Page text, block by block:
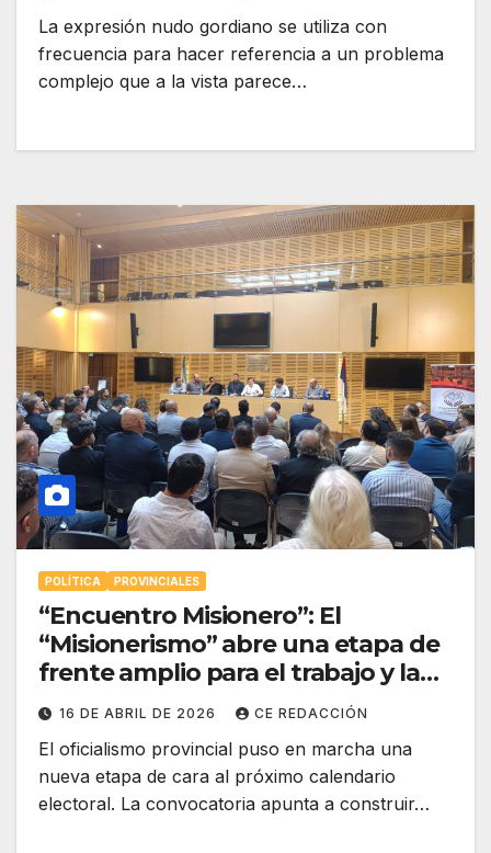
La expresión nudo gordiano se utiliza con
frecuencia para hacer referencia a un problema
complejo que a la vista parece…
POLÍTICA PROVINCIALES
“Encuentro Misionero”: El
“Misionerismo” abre una etapa de
frente amplio para el trabajo y la
reactivación
16 DE ABRIL DE 2026 CE REDACCIÓN
El oficialismo provincial puso en marcha una
nueva etapa de cara al próximo calendario
electoral. La convocatoria apunta a construir…